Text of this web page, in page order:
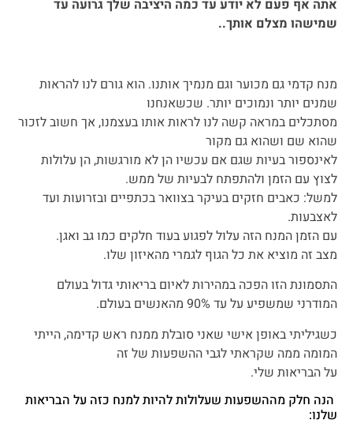
אתה אף פעם לא יודע עד כמה היציבה שלך גרועה עד
שמישהו מצלם אותך..
מנח קדמי גם מכוער וגם מנמיך אותנו. הוא גורם לנו להראות
שמנים יותר ונמוכים יותר. שכשאנחנו
מסתכלים במראה קשה לנו לראות אותו בעצמנו, אך חשוב לזכור
שהוא שם ושהוא גם מקור
לאינספור בעיות שגם אם עכשיו הן לא מורגשות, הן עלולות
לצוץ עם הזמן ולהתפתח לבעיות של ממש.
למשל: כאבים חזקים בעיקר בצוואר בכתפיים ובזרועות ועד
לאצבעות.
עם הזמן המנח הזה עלול לפגוע בעוד חלקים כמו גב ואגן.
מצב זה מוציא את כל הגוף לגמרי מהאיזון שלו.
התסמונת הזו הפכה במהירות לאיום בריאותי גדול בעולם
המודרני שמשפיע על עד 90% מהאנשים בעולם.
כשגיליתי באופן אישי שאני סובלת ממנח ראש קדימה, הייתי
המומה ממה שקראתי לגבי ההשפעות של זה
על הבריאות שלי.
הנה חלק מההשפעות שעלולות להיות למנח כזה על הבריאות
שלנו: